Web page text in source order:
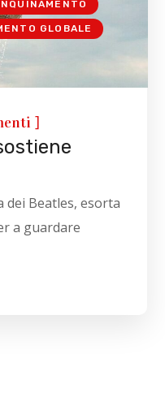
GLOBALE
]
dei Beatles, esorta
a guardare